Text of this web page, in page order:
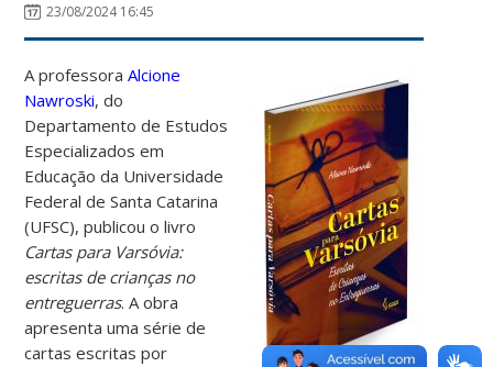
23/08/2024 16:45
A professoraAlcione
Nawroski, do
Departamento de Estudos
Especializados em
Educação da Universidade
Federal de Santa Catarina
(UFSC), publicou o livro
Cartas para Varsóvia:
escritas de crianças no
entreguerras. A obra
apresenta uma série de
cartas escritas por